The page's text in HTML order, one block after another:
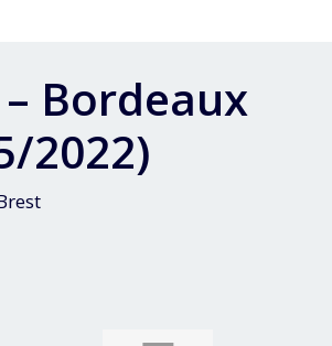
Bordeaux
2022)